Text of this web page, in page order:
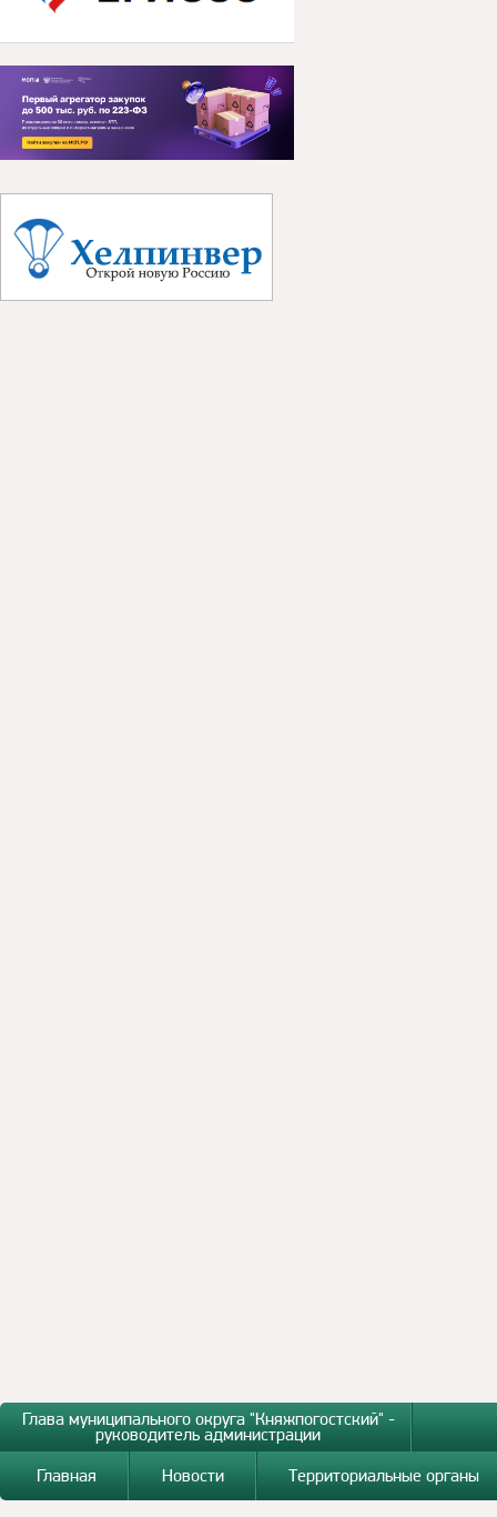
Глава муниципального округа "Княжпогостский" -
руководитель администрации
Главная
Новости Территориальные органы